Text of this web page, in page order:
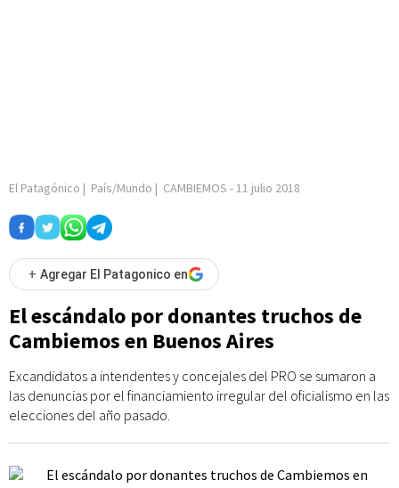
El Patagónico | País/Mundo | CAMBIEMOS - 11 julio 2018
+ Agregar El Patagonico en
El escándalo por donantes truchos de
Cambiemos en Buenos Aires
Excandidatos a intendentes y concejales del PRO se sumaron a
las denuncias por el financiamiento irregular del oficialismo en las
elecciones del año pasado.